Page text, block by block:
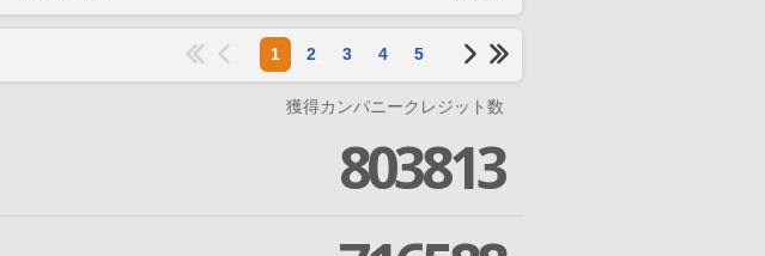
1 2 3 4 5
獲得カンパニークレジット数
803813